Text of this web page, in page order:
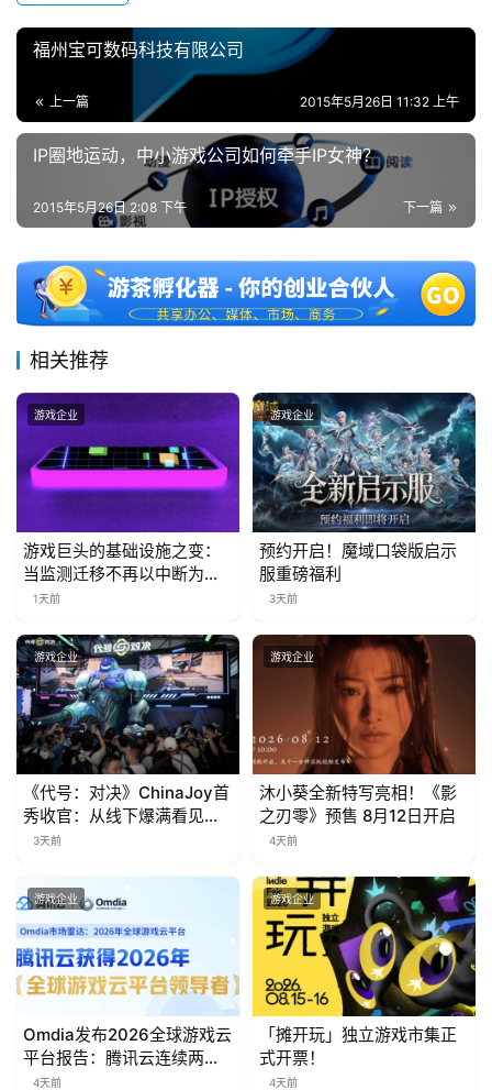
5
第
届
茶
奖
7
月
3
日
游
茶
对
接
会
上
海
中
文
中
国
福州宝可数码科技有限公司
上一篇 2015年5月26日 11:32 上午
IP圈地运动，中小游戏公司如何牵手IP女神？
下一篇
2015年5月26日 2:08 下午
相关推荐
游戏企业
游戏巨头的基础设施之变：
当监测迁移不再以中断为代
价
1天前
游戏企业
预约开启！魔域口袋版启示
服重磅福利
3天前
游戏企业
《代号：对决》ChinaJoy首
秀收官：从线下爆满看见玩
家的真实期待
3天前
游戏企业
沐小葵全新特写亮相！《影
之刃零》预售 8月12日开启
4天前
游戏企业
Omdia发布2026全球游戏云
平台报告：腾讯云连续两年
入选“领导者”象限
4天前
游戏企业
「摊开玩」独立游戏市集正
式开票！
4天前